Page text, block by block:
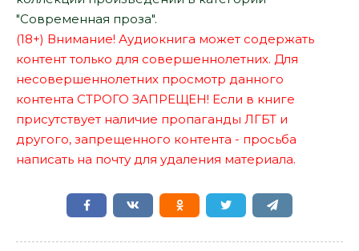
"Современная проза".
(18+) Внимание! Аудиокнига может содержать
контент только для совершеннолетних. Для
несовершеннолетних просмотр данного
контента СТРОГО ЗАПРЕЩЕН! Если в книге
присутствует наличие пропаганды ЛГБТ и
другого, запрещенного контента - просьба
написать на почту для удаления материала.